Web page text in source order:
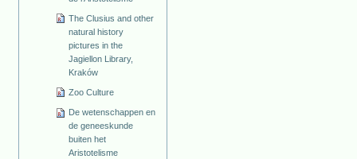
The Clusius and other
natural history
pictures in the
Jagiellon Library,
Kraków
Zoo Culture
De wetenschappen en
de geneeskunde
buiten het
Aristotelisme